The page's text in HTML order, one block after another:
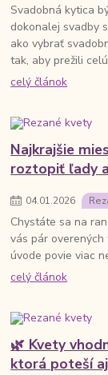
Svadobná kytica
dokonalej svadby
ako vybrať
tak, aby prežili
celý článok
Najkrajšie
roztopiť ľady
04.01.2026
Chystáte sa na
vás pár
úvode povie viac
celý článok
🌿 Kvety
ktorá poteší